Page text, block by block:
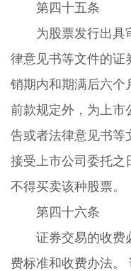
第四十五条
为股票发行出具
律意见书等文件的证
销期内和期满后六个
前款规定外，为上市
告或者法律意见书等
接受上市公司委托之
不得买卖该种股票。
第四十六条
证券交易的收费
费标准和收费办法。